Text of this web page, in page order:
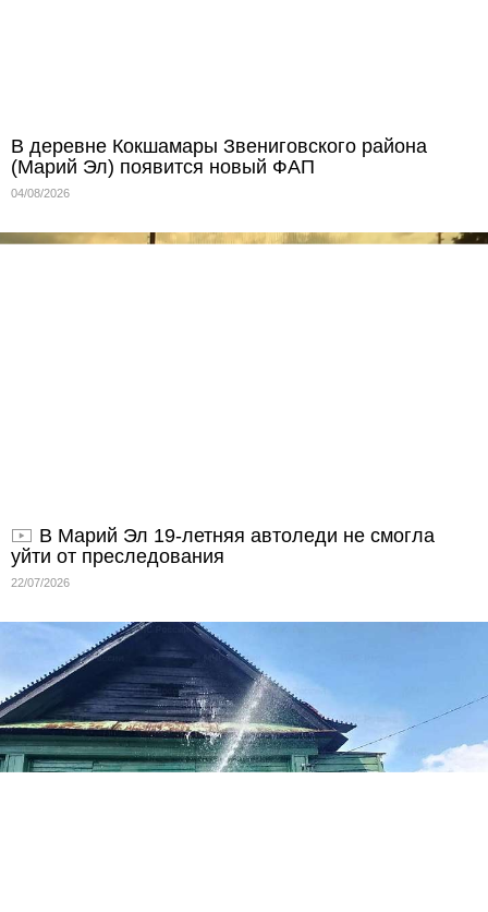
В деревне Кокшамары Звениговского района
(Марий Эл) появится новый ФАП
04/08/2026
В Марий Эл 19-летняя автоледи не смогла
уйти от преследования
22/07/2026